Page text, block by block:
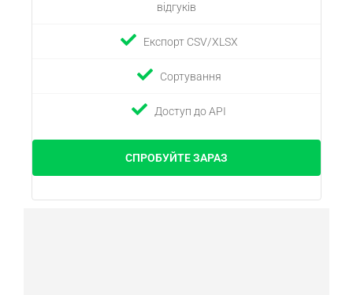
відгуків
Експорт CSV/XLSX
Сортування
Доступ до API
СПРОБУЙТЕ ЗАРАЗ